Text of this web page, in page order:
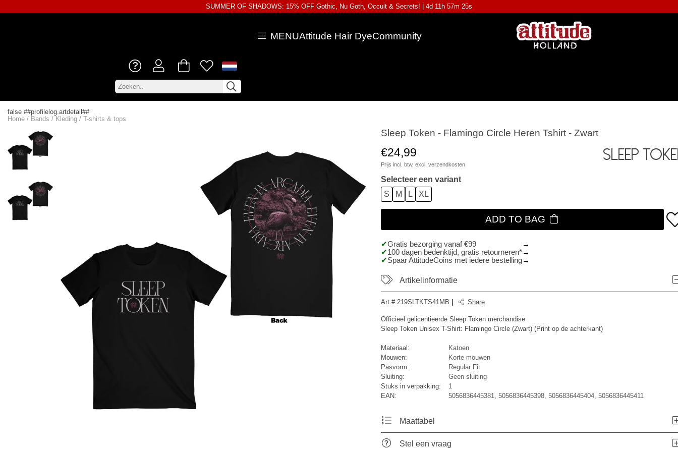
SUMMER OF SHADOWS: 15% OFF Gothic, Nu Goth, Occult & Secrets! | 4d 11h 57m 24s
MENUAttitude Hair DyeCommunity
false ##profilelog.artdetail##
Home / Bands / Kleding / T-shirts & tops
Sleep Token - Flamingo Circle Heren Tshirt - Zwart
€24,99
Prijs incl. btw, excl. verzendkosten
Sleep
Selecteer een variant
S
M L XL
ADD TO BAG
Gratis bezorging vanaf €99
100 dagen bedenktijd, gratis retourneren*
Spaar AttitudeCoins met iedere bestelling
Artikelinformatie
Art.# 219SLTKTS41MB Share
Officieel gelicentieerde Sleep Token merchandise
Sleep Token Unisex T-Shirt: Flamingo Circle (Zwart) (Print op de achterkant)
Materiaal:
Katoen
Mouwen:
Korte mouwen
Pasvorm:
Regular Fit
Sluiting:
Geen sluiting
Stuks in verpakking:
1
EAN:
5056836445381, 5056836445398, 5056836445404, 5056836445411
Maattabel
Stel een vraag